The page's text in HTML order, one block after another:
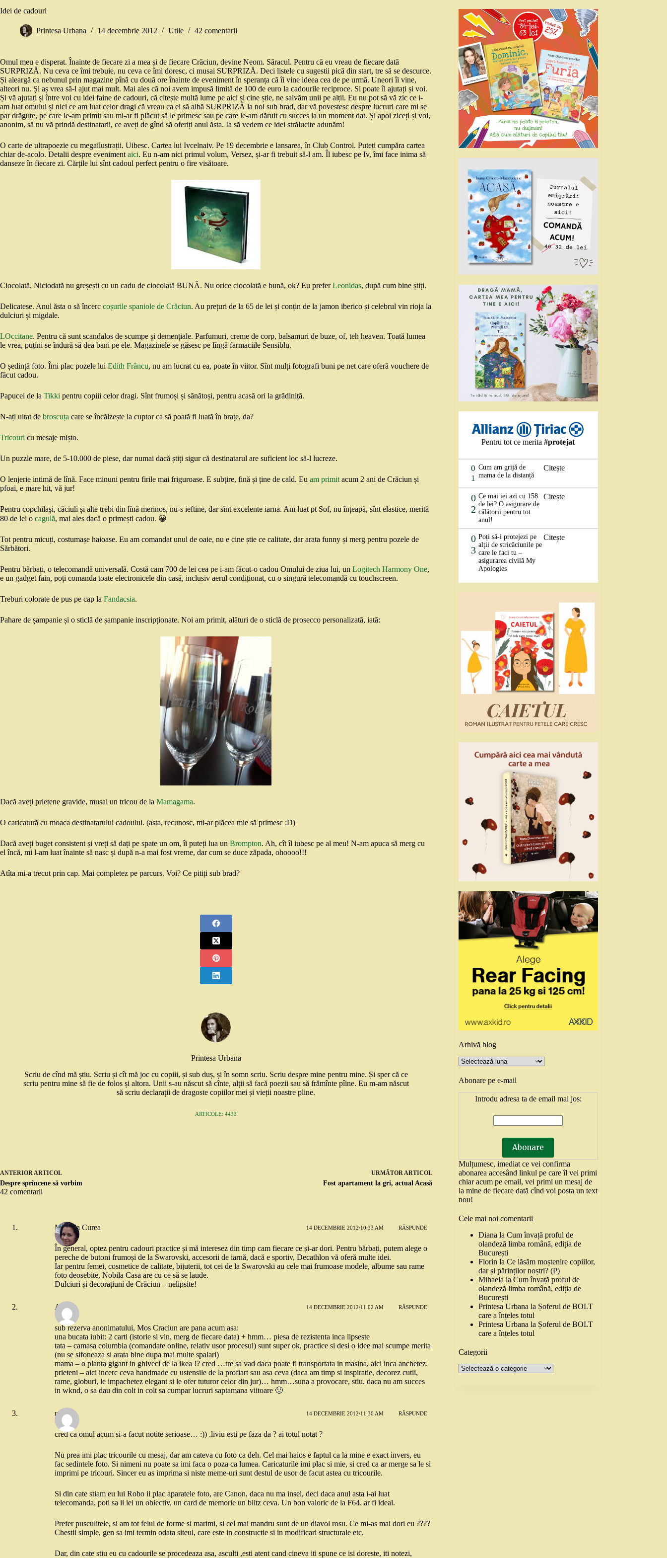
Idei de cadouri
Printesa Urbana 14 decembrie 2012 Utile 42 comentarii
Omul meu e disperat. Înainte de fiecare zi a mea și de fiecare Crăciun, devine Neom. Săracul. Pentru că eu vreau de fiecare dată
SURPRIZĂ. Nu ceva ce îmi trebuie, nu ceva ce îmi doresc, ci musai SURPRIZĂ. Deci listele cu sugestii pică din start, tre să se descurce.
Și aleargă ca nebunul prin magazine pînă cu două ore înainte de eveniment în speranța că îi vine ideea cea de pe urmă. Uneori îi vine,
alteori nu. Și aș vrea să-l ajut mai mult. Mai ales că noi avem impusă limită de 100 de euro la cadourile reciproce. Si poate îl ajutați și voi.
Și vă ajutați și între voi cu idei faine de cadouri, că citește multă lume pe aici și cine știe, ne salvăm unii pe alții. Eu nu pot să vă zic ce i-
am luat omului și nici ce am luat celor dragi că vreau ca ei să aibă SURPRIZĂ la noi sub brad, dar vă povestesc despre lucruri care mi se
par drăguțe, pe care le-am primit sau mi-ar fi plăcut să le primesc sau pe care le-am dăruit cu succes la un moment dat. Și apoi ziceți și voi,
anonim, să nu vă prindă destinatarii, ce aveți de gînd să oferiți anul ăsta. Ia să vedem ce idei strălucite adunăm!
O carte de ultrapoezie cu megailustrații. Uibesc. Cartea lui Ivcelnaiv. Pe 19 decembrie e lansarea, în Club Control. Puteți cumpăra cartea
chiar de-acolo. Detalii despre eveniment aici. Eu n-am nici primul volum, Versez, și-ar fi trebuit să-l am. Îl iubesc pe Iv, îmi face inima să
danseze în fiecare zi. Cărțile lui sînt cadoul perfect pentru o fire visătoare.
Ciocolată. Niciodată nu greșești cu un cadu de ciocolată BUNĂ. Nu orice ciocolată e bună, ok? Eu preferLeonidas, după cum bine știți.
Delicatese. Anul ăsta o să încerc coșurile spaniole de Crăciun. Au prețuri de la 65 de lei și conțin de la jamon iberico și celebrul vin rioja la
dulciuri și migdale.
LOccitane. Pentru că sunt scandalos de scumpe și demențiale. Parfumuri, creme de corp, balsamuri de buze, of, teh heaven. Toată lumea
le vrea, puțini se îndură să dea bani pe ele. Magazinele se găsesc pe lîngă farmaciile Sensiblu.
O ședință foto. Îmi plac pozele lui Edith Frâncu, nu am lucrat cu ea, poate în viitor. Sînt mulți fotografi buni pe net care oferă vouchere de
făcut cadou.
Papucei de la Tikki pentru copiii celor dragi. Sînt frumoși și sănătoși, pentru acasă ori la grădiniță.
N-ați uitat de broscuța care se încălzește la cuptor ca să poată fi luată în brațe, da?
Tricouri cu mesaje mișto.
Un puzzle mare, de 5-10.000 de piese, dar numai dacă știți sigur că destinatarul are suficient loc să-l lucreze.
O lenjerie intimă de lînă. Face minuni pentru firile mai friguroase. E subțire, fină și ține de cald. Eu am primit acum 2 ani de Crăciun și
pfoai, e mare hit, vă jur!
Pentru copchilași, căciuli și alte trebi din lînă merinos, nu-s ieftine, dar sînt excelente iarna. Am luat pt Sof, nu înțeapă, sînt elastice, merită
80 de lei o cagulă, mai ales dacă o primești cadou. 😀
Tot pentru micuți, costumașe haioase. Eu am comandat unul de oaie, nu e cine știe ce calitate, dar arata funny și merg pentru pozele de
Sărbători.
Pentru bărbați, o telecomandă universală. Costă cam 700 de lei cea pe i-am făcut-o cadou Omului de ziua lui, un Logitech Harmony One,
e un gadget fain, poți comanda toate electronicele din casă, inclusiv aerul condiționat, cu o singură telecomandă cu touchscreen.
Treburi colorate de pus pe cap la Fandacsia.
Pahare de șampanie și o sticlă de șampanie inscripționate. Noi am primit, alături de o sticlă de prosecco personalizată, iată:
Dacă aveți prietene gravide, musai un tricou de la Mamagama.
O caricatură cu moaca destinatarului cadoului. (asta, recunosc, mi-ar plăcea mie să primesc :D)
Dacă aveți buget consistent și vreți să dați pe spate un om, îi puteți lua un Brompton. Ah, cît îl iubesc pe al meu! N-am apuca să merg cu
el încă, mi l-am luat înainte să nasc și după n-a mai fost vreme, dar cum se duce zăpada, ohoooo!!!
Atîta mi-a trecut prin cap. Mai completez pe parcurs. Voi? Ce pitiți sub brad?
Printesa Urbana
Scriu de cînd mă știu. Scriu și cît mă joc cu copiii, și sub duș, și în somn scriu. Scriu despre mine pentru mine. Și sper că ce
scriu pentru mine să fie de folos și altora. Unii s-au născut să cînte, alții să facă poezii sau să frămînte pîine. Eu m-am născut
să scriu declarații de dragoste copiilor mei și vieții noastre pline.
ARTICOLE: 4433
ANTERIOR ARTICOL
Despre sprîncene să vorbim
URMĂTOR ARTICOL
Fost apartament la gri, actual Acasă
42 comentarii
Mihaela Curea 14 DECEMBRIE 2012/10:33 AM RĂSPUNDE
În general, optez pentru cadouri practice și mă interesez din timp cam fiecare ce și-ar dori. Pentru bărbați, putem alege o
pereche de butoni frumoși de la Swarovski, accesorii de iarnă, dacă e sportiv, Decathlon vă oferă multe idei.
Iar pentru femei, cosmetice de calitate, bijuterii, tot cei de la Swarovski au cele mai frumoase modele, albume sau rame
foto deosebite, Nobila Casa are cu ce să se laude.
Dulciuri și decorațiuni de Crăciun – nelipsite!
Aine 14 DECEMBRIE 2012/11:02 AM RĂSPUNDE
sub rezerva anonimatului, Mos Craciun are pana acum asa:
una bucata iubit: 2 carti (istorie si vin, merg de fiecare data) + hmm… piesa de rezistenta inca lipseste
tata – camasa columbia (comandate online, relativ usor procesul) sunt super ok, practice si desi o idee mai scumpe merita
(nu se sifoneaza si arata bine dupa mai multe spalari)
mama – o planta gigant in ghiveci de la ikea !? cred …tre sa vad daca poate fi transportata in masina, aici inca anchetez.
prieteni – aici incerc ceva handmade cu ustensile de la profiart sau asa ceva (daca am timp si inspiratie, decorez cutii,
rame, globuri, le impachetez elegant si le ofer tuturor celor din jur)… hmm…suna a provocare, stiu. daca nu am succes
in wknd, o sa dau din colt in colt sa cumpar lucruri saptamana viitoare 🙂
marcel 14 DECEMBRIE 2012/11:30 AM RĂSPUNDE
cred ca omul acum si-a facut notite serioase… :)) .liviu esti pe faza da ? ai totul notat ?
Nu prea imi plac tricourile cu mesaj, dar am cateva cu foto ca deh. Cel mai haios e faptul ca la mine e exact invers, eu
fac sedintele foto. Si nimeni nu poate sa imi faca o poza ca lumea. Caricaturile imi plac si mie, si cred ca ar merge sa le si
imprimi pe tricouri. Sincer eu as imprima si niste meme-uri sunt destul de usor de facut astea cu tricourile.
Si din cate stiam eu lui Robo ii plac aparatele foto, are Canon, daca nu ma insel, deci daca anul asta i-ai luat
telecomanda, poti sa ii iei un obiectiv, un card de memorie un blitz ceva. Un bon valoric de la F64. ar fi ideal.
Prefer pusculitele, si am tot felul de forme si marimi, si cel mai mandru sunt de un diavol rosu. Ce mi-as mai dori eu ????
Chestii simple, gen sa imi termin odata siteul, care este in constructie si in modificari structurale etc.
Dar, din cate stiu eu cu cadourile se procedeaza asa, asculti ,esti atent cand cineva iti spune ce isi doreste, iti notezi,
Pentru tot ce merita#protejat
0
1
Cum am grijă de
mama de la distanță
Citește
0
2
Ce mai iei azi cu 158
de lei? O asigurare de
călătorii pentru tot
anul!
Citește
0
3
Poți să-i protejezi pe
alții de stricăciunile pe
care le faci tu –
asigurarea civilă My
Apologies
Citește
Arhivă blog
Arhivă
blog
Abonare pe e-mail
Introdu adresa ta de email mai jos:
Mulțumesc, imediat ce vei confirma
abonarea accesând linkul pe care îl vei primi
chiar acum pe email, vei primi un mesaj de
la mine de fiecare dată cînd voi posta un text
nou!
Cele mai noi comentarii
Diana laCum învață proful de
olandeză limba română, ediția de
București
Florin laCe lăsăm moștenire copiilor,
dar și părinților noștri? (P)
Mihaela laCum învață proful de
olandeză limba română, ediția de
București
Printesa Urbana la Șoferul de BOLT
care a înțeles totul
Printesa Urbana la Șoferul de BOLT
care a înțeles totul
Categorii
Categorii